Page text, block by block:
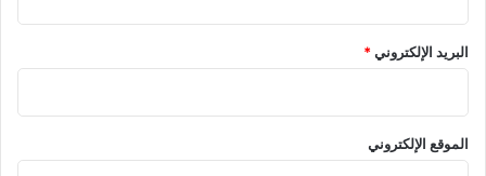
البريد الإلكتروني*
الموقع الإلكتروني